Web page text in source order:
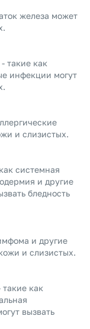
железа может
такие как
инфекции могут
и слизистых.
системная
и другие
бледность
и другие
и слизистых.
как
вызвать